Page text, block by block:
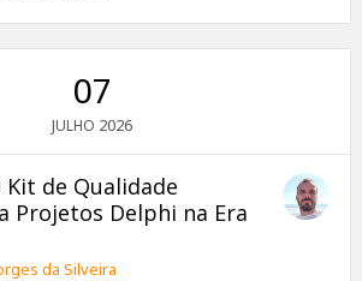
07
JULHO 2026
de Qualidade
Projetos Delphi na Era
da Silveira